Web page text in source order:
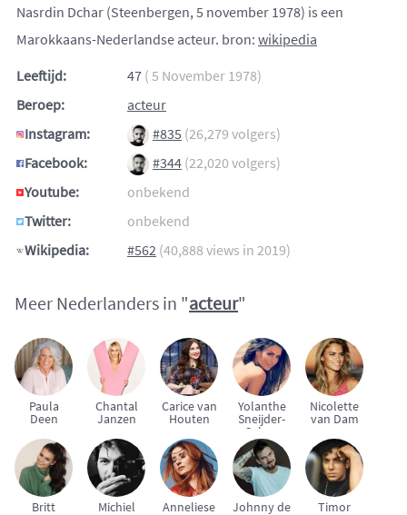
Nasrdin Dchar (Steenbergen, 5 november 1978) is een
Marokkaans-Nederlandse acteur. bron: wikipedia
Leeftijd:
47 ( 5 November 1978)
Beroep:
acteur
Instagram:
#835 (26,279 volgers)
Facebook:
#344 (22,020 volgers)
Youtube:
onbekend
Twitter:
onbekend
Wikipedia:
#562 (40,888 views in 2019)
Meer Nederlanders in "acteur"
Paula
Deen
Chantal
Janzen
Carice van
Houten
Yolanthe
Sneijder-
Cabau
Nicolette
van Dam
Britt Michiel Anneliese Johnny de Timor